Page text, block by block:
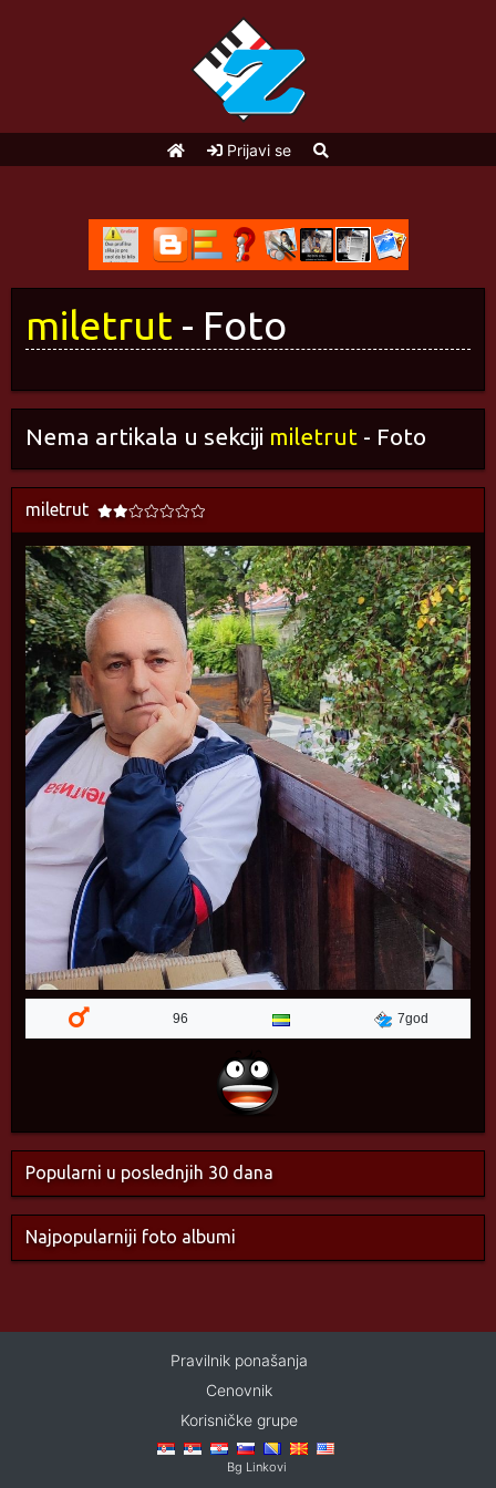
Prijavi se
miletrut - Foto
Nema artikala u sekciji miletrut - Foto
miletrut
96 7god
Popularni u poslednjih 30 dana
Najpopularniji foto albumi
Pravilnik ponašanja
Cenovnik
Korisničke grupe
Bg Linkovi